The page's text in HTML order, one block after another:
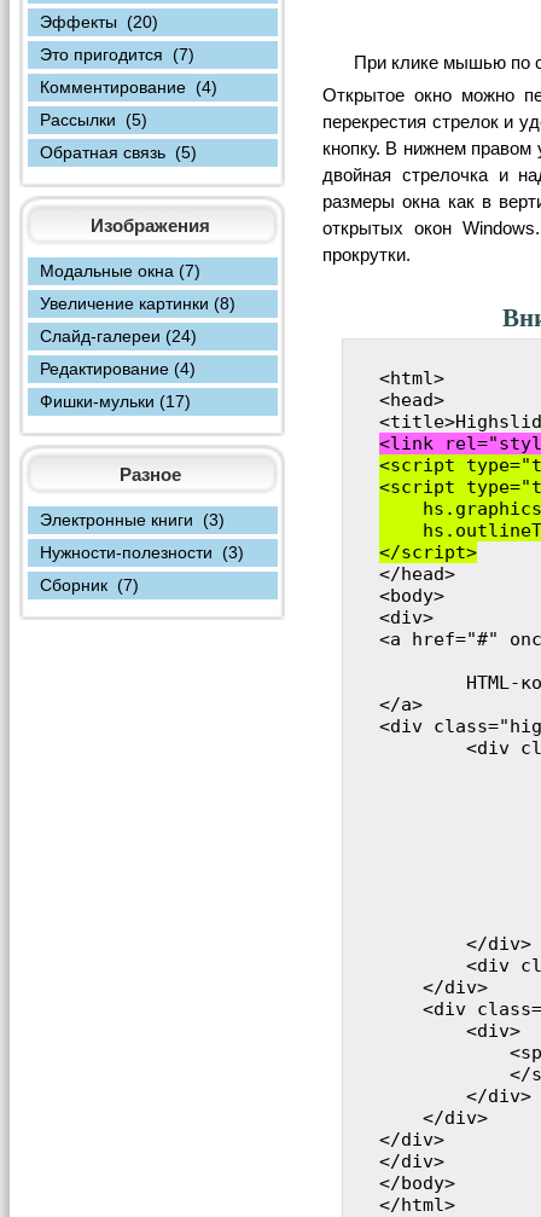
Эффекты (20)
Это пригодится (7)
Комментирование (4)
Рассылки (5)
Обратная связь (5)
Изображения
Модальные окна (7)
Увеличение картинки (8)
Слайд-галереи (24)
Редактирование (4)
Фишки-мульки (17)
Разное
Электронные книги (3)
Нужности-полезности (3)
Сборник (7)
При клике мышью по
Открытое окно можно
перекрестия стрелок и
кнопку. В нижнем правом
двойная стрелочка и
размеры окна как в
открытых окон
прокрутки.
<html>
<head>
<link
<script
<script
</script>
</head>
<body>
<div>
<a href="#"
</a>
<div
<div
    </div>
<div
        <div>
</
        </div>
    </div>
</div>
</div>
</body>
</html>